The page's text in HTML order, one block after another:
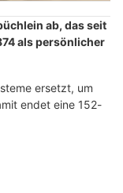
ab, das seit
als persönlicher
ersetzt, um
endet eine 152-